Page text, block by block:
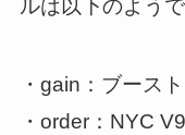
ルは以下のようで
・gain：ブース
・order：NYC